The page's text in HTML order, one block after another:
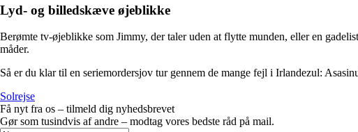
Lyd- og billedskæve øjeblikke
Berømte tv-øjeblikke som Jimmy, der taler uden at flytte munden, eller en
måder.
Så er du klar til en seriemordersjov tur gennem de mange fejl i Irlandezul:
Solrejse
Få nyt fra os – tilmeld dig nyhedsbrevet
Gør som tusindvis af andre – modtag vores bedste råd på mail.